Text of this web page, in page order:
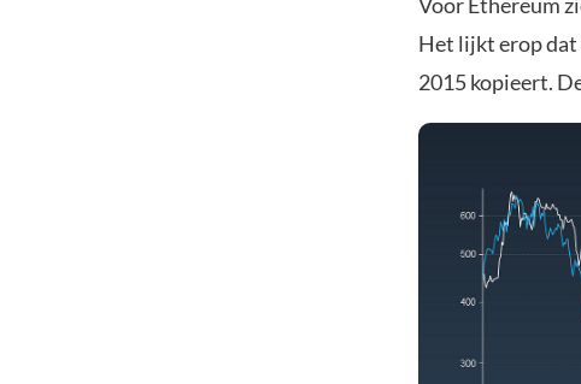
Het lijkt erop dat
2015 kopieert.